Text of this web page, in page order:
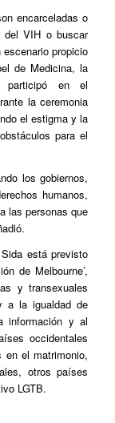
encarceladas o
del VIH o buscar
propicio
de Medicina, la
participó en el
la ceremonia
el estigma y la
para el
los gobiernos,
humanos,
las personas que
está previsto
de Melbourne’,
y transexuales
a la igualdad de
información y al
occidentales
en el matrimonio,
otros países
LGTB.